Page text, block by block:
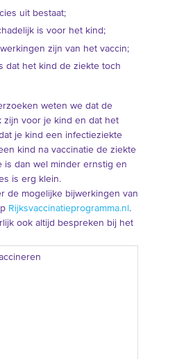
uit bestaat;
is voor het kind;
zijn van het vaccin;
dat het kind de ziekte toch
weten we dat de
zijn voor je kind en dat het
je kind een infectieziekte
kind na vaccinatie de ziekte
is dan wel minder ernstig en
is erg klein.
de mogelijke bijwerkingen van
Rijksvaccinatieprogramma.nl .
ook altijd bespreken bij het